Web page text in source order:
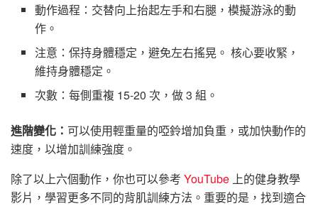
動作過程：交替向上抬起左手和右腿，模擬游泳的動
作。
注意：保持身體穩定，避免左右搖晃。 核心要收緊，
維持身體穩定。
次數：每側重複 15-20 次，做 3 組。
進階變化： 可以使用輕重量的啞鈴增加負重，或加快動作的
速度，以增加訓練強度。
除了以上六個動作，你也可以參考 YouTube 上的健身教學
影片，學習更多不同的背肌訓練方法。重要的是，找到適合